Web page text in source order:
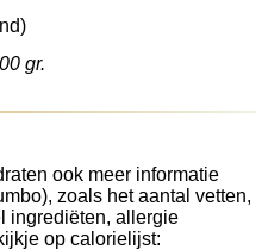
gr.
ook meer informatie
zoals het aantal vetten,
ingrediëten, allergie
op calorielijst: